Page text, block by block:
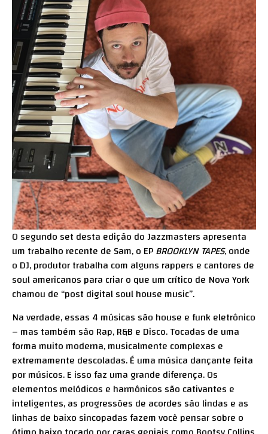
O segundo set desta edição do Jazzmasters apresenta
um trabalho recente de Sam, o EPBROOKLYN TAPES, onde
o DJ, produtor trabalha com alguns rappers e cantores de
soul americanos para criar o que um crítico de Nova York
chamou de “post digital soul house music”.
Na verdade, essas 4 músicas são house e funk eletrônico
– mas também são Rap, R&B e Disco. Tocadas de uma
forma muito moderna, musicalmente complexas e
extremamente descoladas. É uma música dançante feita
por músicos. E isso faz uma grande diferença. Os
elementos melódicos e harmônicos são cativantes e
inteligentes, as progressões de acordes são lindas e as
linhas de baixo sincopadas fazem você pensar sobre o